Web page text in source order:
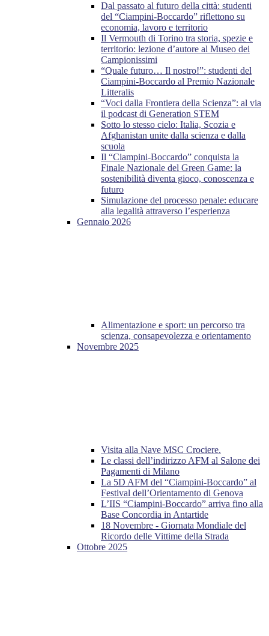
Dal passato al futuro della città: studenti
del “Ciampini-Boccardo” riflettono su
economia, lavoro e territorio
Il Vermouth di Torino tra storia, spezie e
territorio: lezione d’autore al Museo dei
Campionissimi
“Quale futuro… Il nostro!”: studenti del
Ciampini-Boccardo al Premio Nazionale
Litteralis
“Voci dalla Frontiera della Scienza”: al via
il podcast di Generation STEM
Sotto lo stesso cielo: Italia, Scozia e
Afghanistan unite dalla scienza e dalla
scuola
Il “Ciampini-Boccardo” conquista la
Finale Nazionale del Green Game: la
sostenibilità diventa gioco, conoscenza e
futuro
Simulazione del processo penale: educare
alla legalità attraverso l’esperienza
Gennaio 2026
Alimentazione e sport: un percorso tra
scienza, consapevolezza e orientamento
Novembre 2025
Visita alla Nave MSC Crociere.
Le classi dell’indirizzo AFM al Salone dei
Pagamenti di Milano
La 5D AFM del “Ciampini-Boccardo” al
Festival dell’Orientamento di Genova
L’IIS “Ciampini-Boccardo” arriva fino alla
Base Concordia in Antartide
18 Novembre - Giornata Mondiale del
Ricordo delle Vittime della Strada
Ottobre 2025